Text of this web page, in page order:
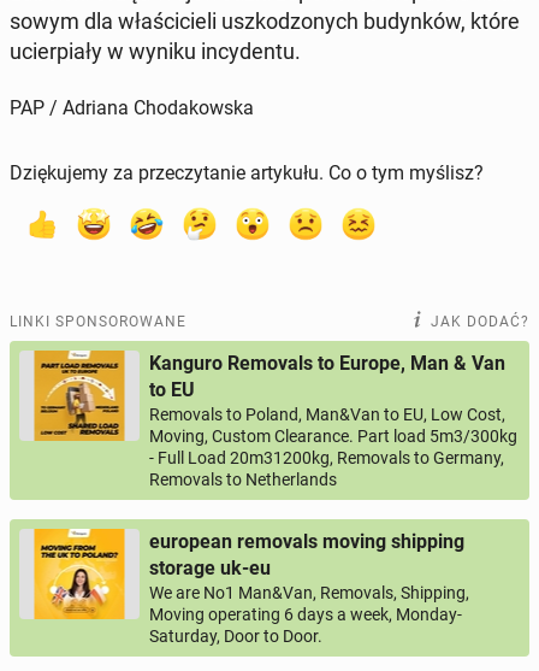
so­wym dla wła­ści­cie­li uszko­dzo­nych bu­dyn­ków, które
ucier­pia­ły w wyniku in­cy­den­tu.
PAP / Adriana Chodakowska
Dziękujemy za przeczytanie artykułu. Co o tym myślisz?
LINKI SPONSOROWANE JAK DODAĆ?
Kanguro Removals to Europe, Man & Van
to EU
Removals to Poland, Man&Van to EU, Low Cost,
Moving, Custom Clearance. Part load 5m3/300kg
- Full Load 20m31200kg, Removals to Germany,
Removals to Netherlands
european removals moving shipping
storage uk-eu
We are No1 Man&Van, Removals, Shipping,
Moving operating 6 days a week, Monday-
Saturday, Door to Door.